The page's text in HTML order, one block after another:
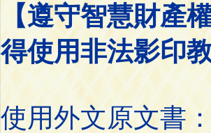
【遵守智慧財產
得使用非法影印
使用外文原文書